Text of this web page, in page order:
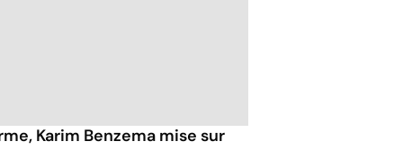
Karim Benzema mise sur